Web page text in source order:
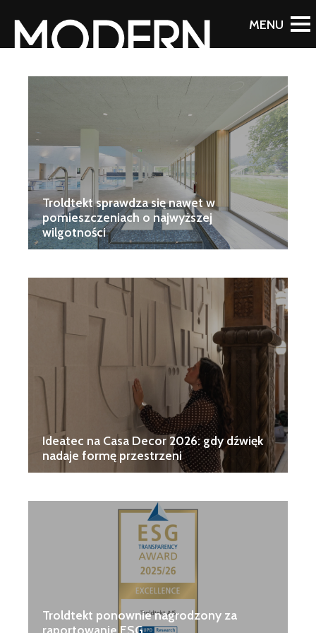
Troldtekt sprawdza się nawet w
pomieszczeniach o najwyższej
wilgotności
Ideatec na Casa Decor 2026: gdy dźwięk
nadaje formę przestrzeni
Troldtekt ponownie nagrodzony za
raportowanie ESG